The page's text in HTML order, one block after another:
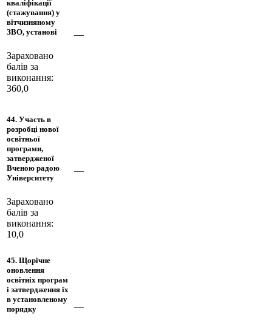
кваліфікації
(стажування) у
вітчизняному
ЗВО, установі
Зараховано
балів за
виконання:
360,0
—
44. Участь в
розробці нової
освітньої
програми,
затвердженої
Вченою радою
Університету
Зараховано
балів за
виконання:
10,0
—
45. Щорічне
оновлення
освітніх програм
і затвердження їх
в установленому
порядку
—